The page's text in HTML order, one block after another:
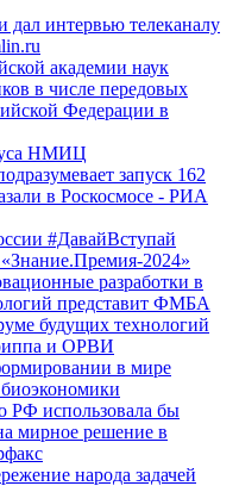
дал интервью телеканалу
академии наук
в числе передовых
Федерации в
НМИЦ
запуск 162
в Роскосмосе - РИА
#ДавайВступай
2024»
разработки в
представит ФМБА
будущих технологий
и ОРВИ
в мире
РФ использовала бы
мирное решение в
народа задачей